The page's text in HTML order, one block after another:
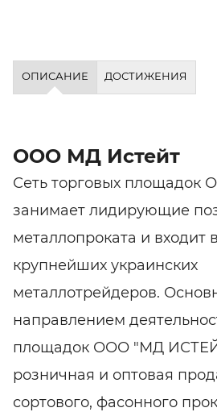
ОПИСАНИЕ ДОСТИЖЕНИЯ
ООО МД Истейт
Сеть торговых
занимает лидирующие
металлопроката и входит
крупнейших украинских
металлотрейдеров.
направлением
площадок ООО "МД
розничная и оптовая
сортового, фасонного